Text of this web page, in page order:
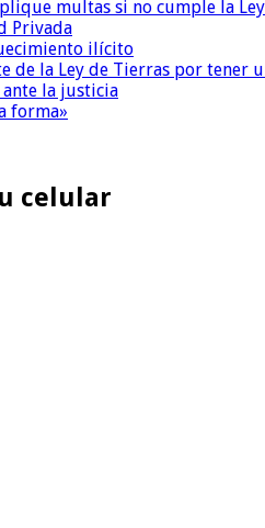
multas si no cumple la
Privada
ilícito
de la Ley de Tierras por tener
ante la justicia
forma»
celular